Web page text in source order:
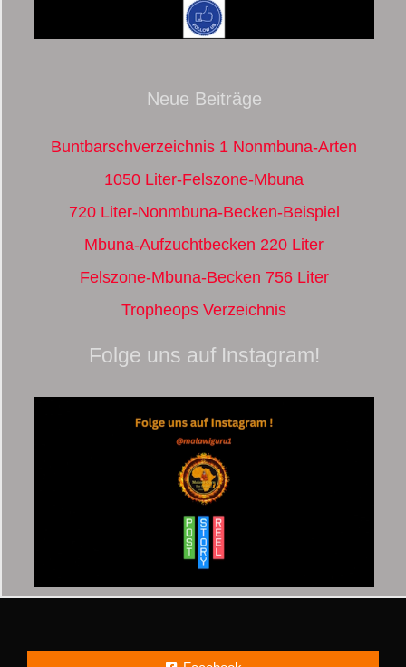
Neue Beiträge
Buntbarschverzeichnis 1 Nonmbuna-Arten
1050 Liter-Felszone-Mbuna
720 Liter-Nonmbuna-Becken-Beispiel
Mbuna-Aufzuchtbecken 220 Liter
Felszone-Mbuna-Becken 756 Liter
Tropheops Verzeichnis
Folge uns auf Instagram!